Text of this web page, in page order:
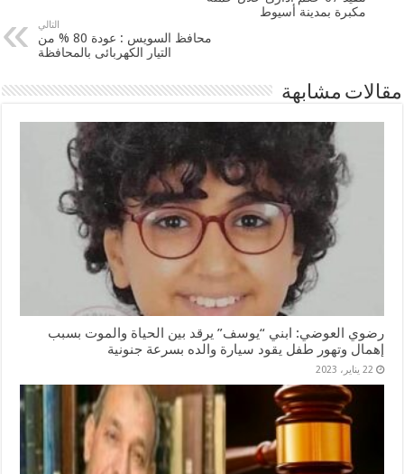
مكبرة بمدينة أسيوط
التالي
محافظ السويس : عودة 80 % من
التيار الكهربائى بالمحافظة
مقالات مشابهة
رضوي العوضي: ابني “يوسف” يرقد بين الحياة والموت بسبب
إهمال وتهور طفل يقود سيارة والده بسرعة جنونية
22 يناير، 2023